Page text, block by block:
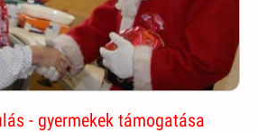
- gyermekek támogatása